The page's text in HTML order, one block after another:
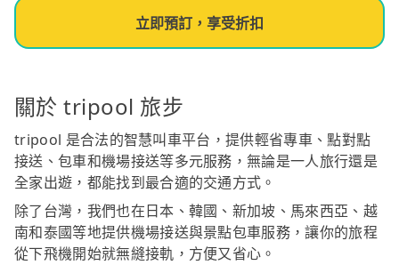
立即預訂，享受折扣
關於 tripool 旅步
tripool 是合法的智慧叫車平台，提供輕省專車、點對點
接送、包車和機場接送等多元服務，無論是一人旅行還是
全家出遊，都能找到最合適的交通方式。
除了台灣，我們也在日本、韓國、新加坡、馬來西亞、越
南和泰國等地提供機場接送與景點包車服務，讓你的旅程
從下飛機開始就無縫接軌，方便又省心。